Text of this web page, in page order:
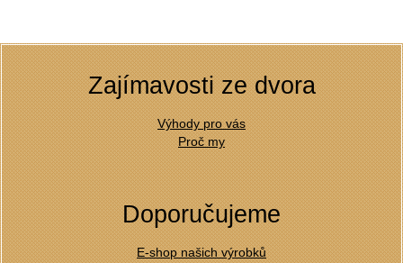
Zajímavosti ze dvora
Výhody pro vás
Proč my
Doporučujeme
E-shop našich výrobků